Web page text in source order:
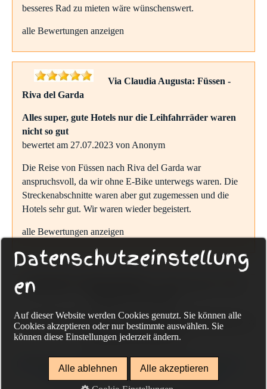
besseres Rad zu mieten wäre wünschenswert.
alle Bewertungen anzeigen
Via Claudia Augusta: Füssen -
Riva del Garda
Alles super, gute Hotels nur die Leihfahrräder waren
nicht so gut
bewertet am 27.07.2023 von Anonym
Die Reise von Füssen nach Riva del Garda war
anspruchsvoll, da wir ohne E-Bike unterwegs waren. Die
Streckenabschnitte waren aber gut zugemessen und die
Hotels sehr gut. Wir waren wieder begeistert.
alle Bewertungen anzeigen
Sackmann Fahrradreisen
Tel. +49-(0) 74 33-96 75 322, www.sackmann-fahrradreisen.de,
info@guido-sackmann.de
Datenschutz Impressum Kontakt
individuelle Reisen
Gruppenreisen
Rad und Schiff Reiseschutz
Datenschutzeinstellung
en
Auf dieser Website werden Cookies genutzt. Sie können alle
Cookies akzeptieren oder nur bestimmte auswählen. Sie
können diese Einstellungen jederzeit ändern.
Alle ablehnen Alle akzeptieren